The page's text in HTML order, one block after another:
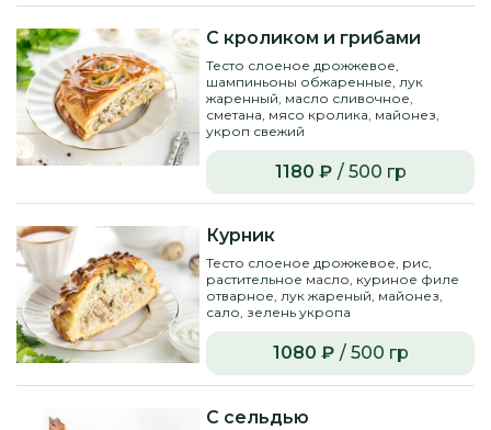
С кроликом и грибами
Тесто слоеное дрожжевое,
шампиньоны обжаренные, лук
жаренный, масло сливочное,
сметана, мясо кролика, майонез,
укроп свежий
1180 ₽ / 500 гр
Курник
Тесто слоеное дрожжевое, рис,
растительное масло, куриное филе
отварное, лук жареный, майонез,
сало, зелень укропа
1080 ₽ / 500 гр
С сельдью